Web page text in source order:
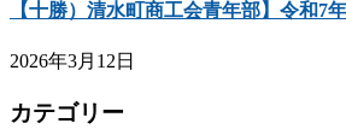
【十勝）清水町商工会青年部】令和7
2026年3月12日
カテゴリー